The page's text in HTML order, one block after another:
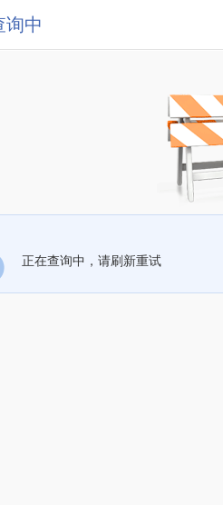
询中
正在查询中，请刷新重试